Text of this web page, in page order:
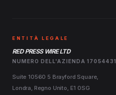
ENTITÀ LEGALE
RED PRESS WIRE LTD
NUMERO DELL'AZIENDA 17054431
Suite 10560 5 Brayford Square,
Londra, Regno Unito, E1 0SG